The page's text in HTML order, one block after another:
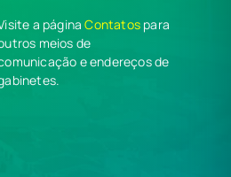
a páginaContatos para
meios de
e endereços de